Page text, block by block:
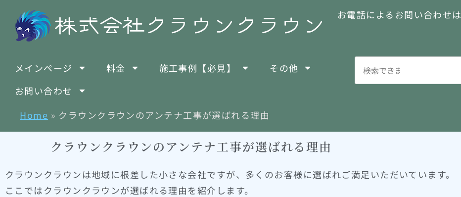
お電話によるお問い合わせは
メインページ 料金 施工事例【必見】
その他
お問い合わせ
Home » クラウンクラウンのアンテナ工事が選ばれる理由
クラウンクラウンのアンテナ工事が選ばれる理由
クラウンクラウンは地域に根差した小さな会社ですが、多くのお客様に選ばれご満足いただいています。
ここではクラウンクラウンが選ばれる理由を紹介します。